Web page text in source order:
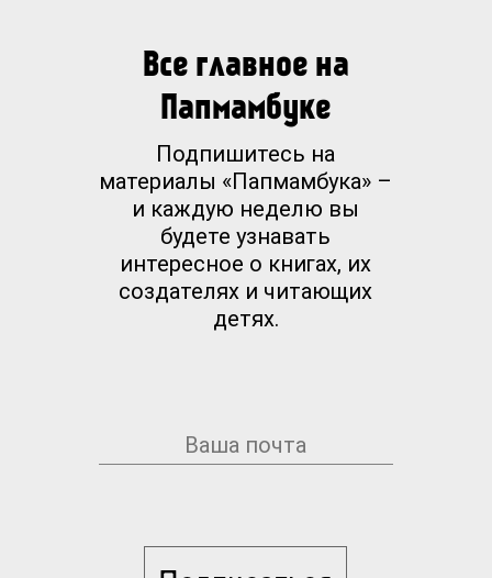
Все главное на
Папмамбуке
Подпишитесь на
материалы «Папмамбука» –
и каждую неделю вы
будете узнавать
интересное о книгах, их
создателях и читающих
детях.